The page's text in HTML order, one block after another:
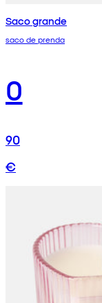
Saco grande
saco de prenda
0
90
€